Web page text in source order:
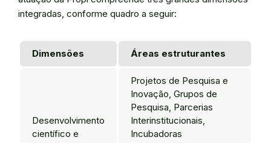
integradas, conforme quadro a seguir:
Dimensões Áreas estruturantes
Desenvolvimento
científico e
Projetos de Pesquisa e
Inovação, Grupos de
Pesquisa, Parcerias
Interinstitucionais,
Incubadoras